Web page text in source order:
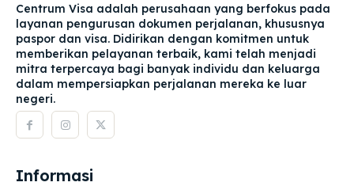
Centrum Visa adalah perusahaan yang berfokus pada
layanan pengurusan dokumen perjalanan, khususnya
paspor dan visa. Didirikan dengan komitmen untuk
memberikan pelayanan terbaik, kami telah menjadi
mitra terpercaya bagi banyak individu dan keluarga
dalam mempersiapkan perjalanan mereka ke luar
negeri.
Informasi